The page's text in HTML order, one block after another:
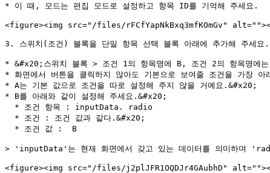
* 이 때, 모드는 편집 모드로 설정하고 항목 ID를 기억해 주세요.
<figure><img src="/files/rFCfYapNkBxq3mfKOmGv"
3. 스위치(조건) 블록을 단일 항목 선택 블록 아래에 추가해 주세요.
* &#x20;스위치 블록 > 조건 1의 항목명에 B, 조건 2의 항목명에는
* 화면에서 버튼을 클릭하지 않아도 기본으로 보여줄 조건을 가장
* A는 기본 값으로 조건을 따로 설정해 주지 않을 거예요.&#x20;
* B를 아래와 같이 설정해 주세요.&#x20;
> 'inputData'는 현재 화면에서 갖고 있는 데이터를 의미하며
<figure><img src="/files/j2plJFR1OQDJr4GAubhD"